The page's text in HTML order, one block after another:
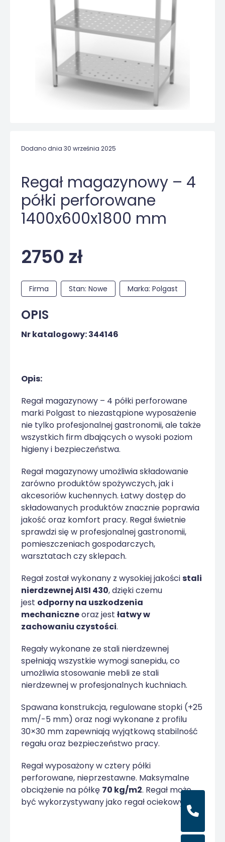
Dodano dnia 30 września 2025
Regał magazynowy – 4
półki perforowane
1400x600x1800 mm
2750 zł
Firma Stan: Nowe Marka: Polgast
OPIS
Nr katalogowy: 344146
Opis:
Regał magazynowy – 4 półki perforowane
marki Polgast to niezastąpione wyposażenie
nie tylko profesjonalnej gastronomii, ale także
wszystkich firm dbających o wysoki poziom
higieny i bezpieczeństwa.
Regał magazynowy umożliwia składowanie
zarówno produktów spożywczych, jak i
akcesoriów kuchennych. Łatwy dostęp do
składowanych produktów znacznie poprawia
jakość oraz komfort pracy. Regał świetnie
sprawdzi się w profesjonalnej gastronomii,
pomieszczeniach gospodarczych,
warsztatach czy sklepach.
Regał został wykonany z wysokiej jakościstali
nierdzewnej AISI 430, dzięki czemu
jest odporny na uszkodzenia
mechaniczneoraz jest łatwy w
zachowaniu czystości.
Regały wykonane ze stali nierdzewnej
spełniają wszystkie wymogi sanepidu, co
umożliwia stosowanie mebli ze stali
nierdzewnej w profesjonalnych kuchniach.
Spawana konstrukcja, regulowane stopki (+25
mm/-5 mm) oraz nogi wykonane z profilu
30×30 mm zapewniają wyjątkową stabilność
regału oraz bezpieczeństwo pracy.
Regał wyposażony w cztery półki
perforowane, nieprzestawne. Maksymalne
obciążenie na półkę 70 kg/m2. Regał może
być wykorzystywany jako regał ociekowy.